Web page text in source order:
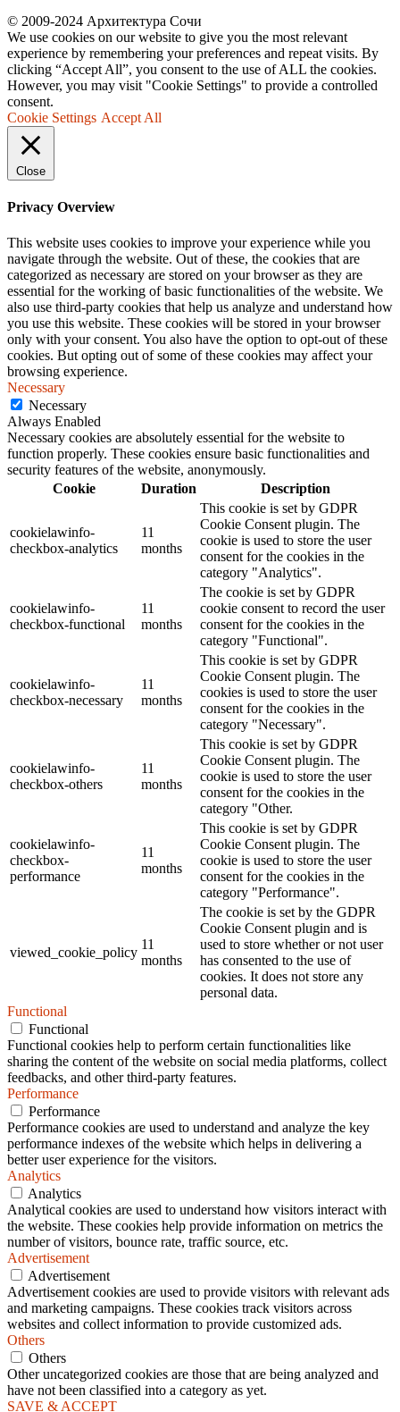
© 2009-2024 Архитектура Сочи
We use cookies on our website to give you the most relevant
experience by remembering your preferences and repeat visits. By
clicking “Accept All”, you consent to the use of ALL the cookies.
However, you may visit "Cookie Settings" to provide a controlled
consent.
Cookie Settings Accept All
Close
Privacy Overview
This website uses cookies to improve your experience while you
navigate through the website. Out of these, the cookies that are
categorized as necessary are stored on your browser as they are
essential for the working of basic functionalities of the website. We
also use third-party cookies that help us analyze and understand how
you use this website. These cookies will be stored in your browser
only with your consent. You also have the option to opt-out of these
cookies. But opting out of some of these cookies may affect your
browsing experience.
Necessary
Necessary
Always Enabled
Necessary cookies are absolutely essential for the website to
function properly. These cookies ensure basic functionalities and
security features of the website, anonymously.
Cookie
Duration Description
cookielawinfo-
checkbox-analytics
11
months
This cookie is set by GDPR
Cookie Consent plugin. The
cookie is used to store the user
consent for the cookies in the
category "Analytics".
cookielawinfo-
checkbox-functional
11
months
The cookie is set by GDPR
cookie consent to record the user
consent for the cookies in the
category "Functional".
cookielawinfo-
checkbox-necessary
11
months
This cookie is set by GDPR
Cookie Consent plugin. The
cookies is used to store the user
consent for the cookies in the
category "Necessary".
cookielawinfo-
checkbox-others
11
months
This cookie is set by GDPR
Cookie Consent plugin. The
cookie is used to store the user
consent for the cookies in the
category "Other.
cookielawinfo-
checkbox-
performance
11
months
This cookie is set by GDPR
Cookie Consent plugin. The
cookie is used to store the user
consent for the cookies in the
category "Performance".
viewed_cookie_policy
11
months
The cookie is set by the GDPR
Cookie Consent plugin and is
used to store whether or not user
has consented to the use of
cookies. It does not store any
personal data.
Functional
Functional
Functional cookies help to perform certain functionalities like
sharing the content of the website on social media platforms, collect
feedbacks, and other third-party features.
Performance
Performance
Performance cookies are used to understand and analyze the key
performance indexes of the website which helps in delivering a
better user experience for the visitors.
Analytics
Analytics
Analytical cookies are used to understand how visitors interact with
the website. These cookies help provide information on metrics the
number of visitors, bounce rate, traffic source, etc.
Advertisement
Advertisement
Advertisement cookies are used to provide visitors with relevant ads
and marketing campaigns. These cookies track visitors across
websites and collect information to provide customized ads.
Others
Others
Other uncategorized cookies are those that are being analyzed and
have not been classified into a category as yet.
SAVE & ACCEPT